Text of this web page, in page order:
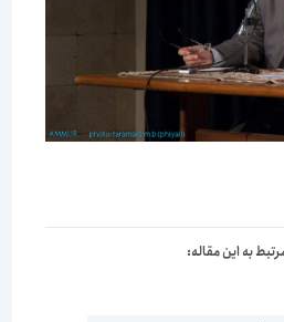
این مقاله: